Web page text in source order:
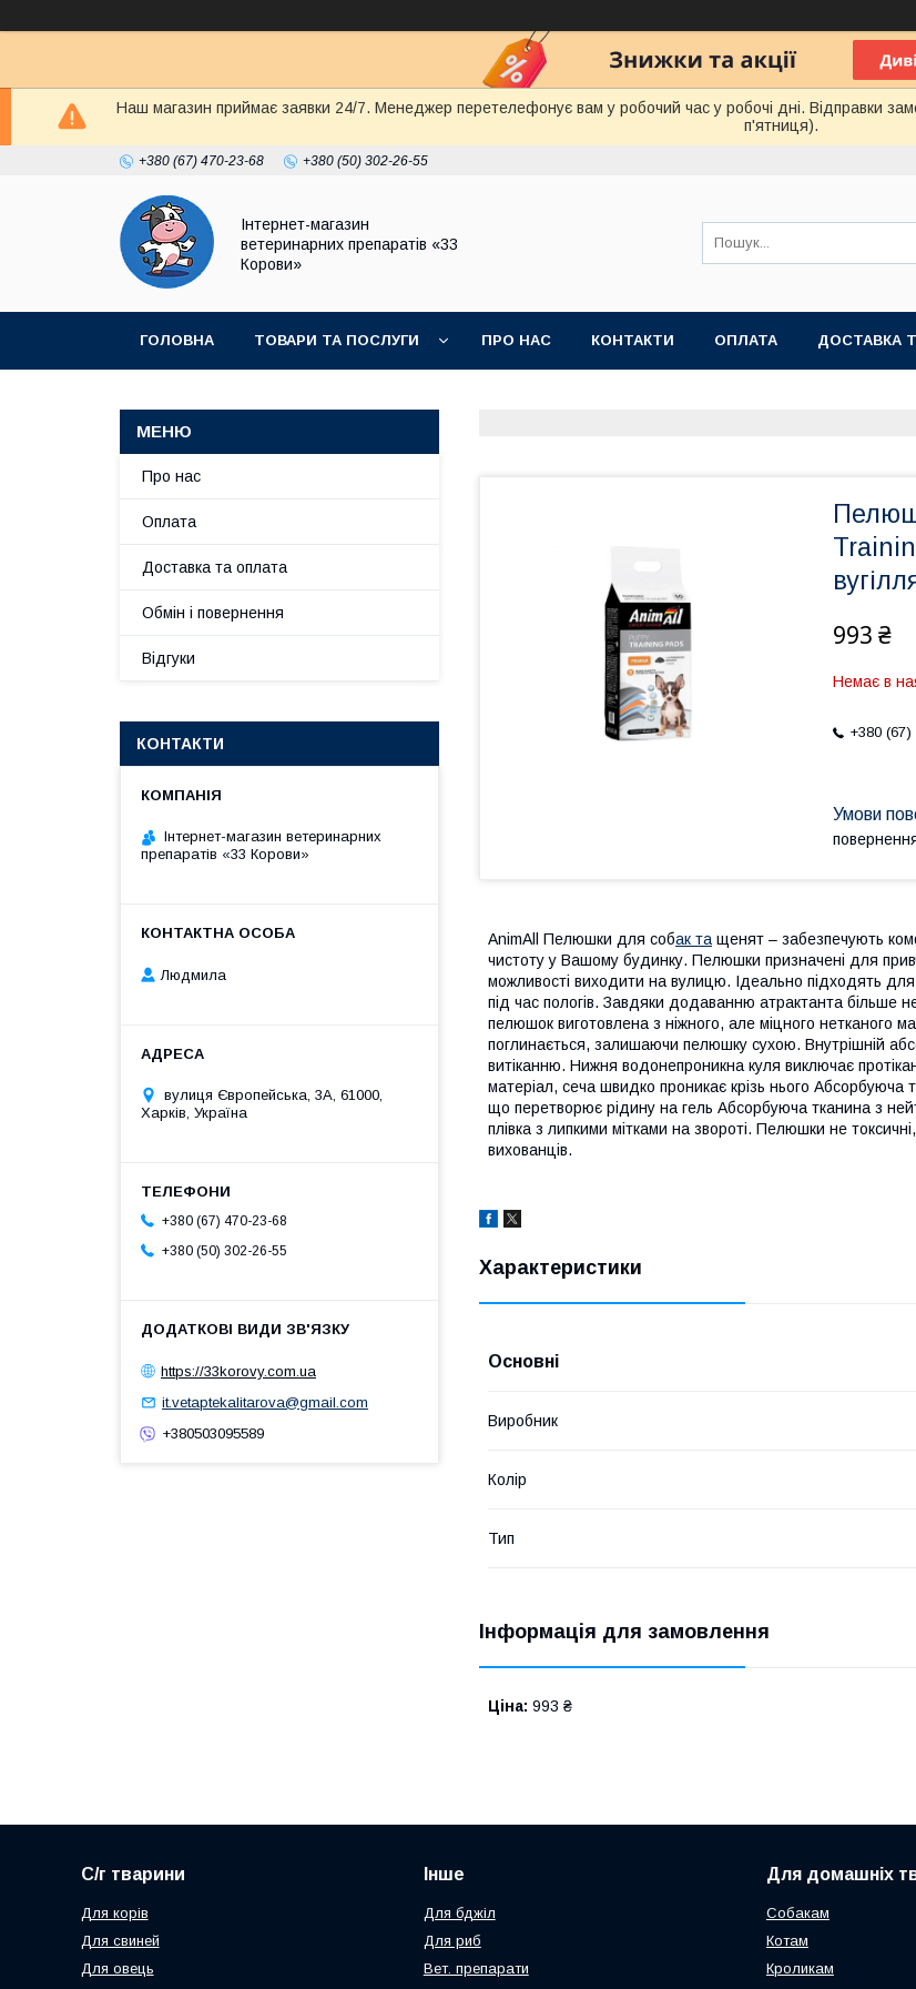
Наш магазин приймає заявки 24/7. Менеджер перетелефонує вам у робочий час у робочі дні. Відправки
п'ятниця).
+380 (67) 470-23-68 +380 (50) 302-26-55
Інтернет-магазин
ветеринарних препаратів «33
Корови»
ГОЛОВНА ТОВАРИ ТА ПОСЛУГИ ПРО НАС КОНТАКТИ ОПЛАТА ДОСТАВКА
993 ₴
Немає в
+380 (67)
AnimAll Пелюшки для собак тащенят – забезпечують
чистоту у Вашому будинку. Пелюшки призначені для
можливості виходити на вулицю. Ідеально підходять
під час пологів. Завдяки додаванню атрактанта більше
пелюшок виготовлена з ніжного, але міцного нетканого
поглинається, залишаючи пелюшку сухою. Внутрішній
витіканню. Нижня водонепроникна куля виключає
матеріал, сеча швидко проникає крізь нього
що перетворює рідину на гель Абсорбуюча тканина з
плівка з липкими мітками на звороті. Пелюшки не
вихованців.
Характеристики
Основні
Виробник
Колір
Тип
Інформація для замовлення
Ціна: 993 ₴
Про нас
Оплата
Доставка та оплата
Обмін і повернення
Відгуки
КОНТАКТИ
Інтернет-магазин ветеринарних
препаратів «33 Корови»
Людмила
вулиця Європейська, 3А, 61000,
Харків, Україна
+380 (67) 470-23-68
+380 (50) 302-26-55
https://33korovy.com.ua
it.vetaptekalitarova@gmail.com
+380503095589
С/г тварини
Для корів
Для свиней
Для овець
Інше
Для бджіл
Для риб
Вет. препарати
Для домашніх
Собакам
Котам
Кроликам